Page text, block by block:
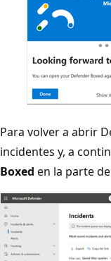
Para volver a abrir
incidentes y, a
Boxed en la parte